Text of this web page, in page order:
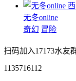
无冬online
奇幻 冒险
扫码加入17173水友
1135716112